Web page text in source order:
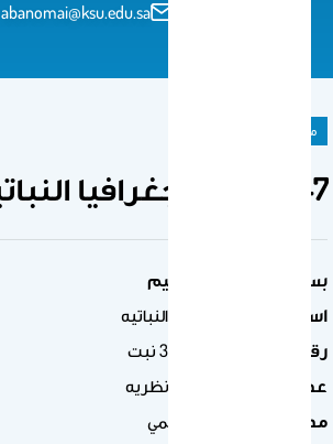
abanomai@ksu.edu.sa
مادة دراسية
347 نبت -الجغرافيا النباتيه- نظري
بسم الله الرحمن الرحيم
اسم المقرر
: الجغرافيا النباتيه
رقم المقرر ورمزه
عدد ساعاته
: ساعتين نظريه
مدرس المقرر
: مها ابانمي